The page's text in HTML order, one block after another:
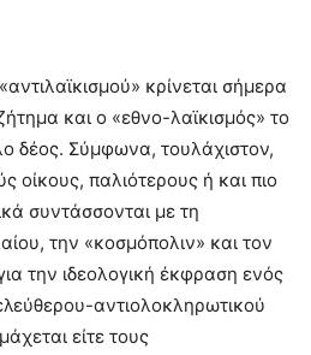
κρίνεται σήμερα
και ο «εθνο-λαϊκισμός» το
δέος. Σύμφωνα, τουλάχιστον,
οίκους, παλιότερους ή και πιο
συντάσσονται με τη
την «κοσμόπολιν» και τον
την ιδεολογική έκφραση ενός
αντιολοκληρωτικού
είτε τους